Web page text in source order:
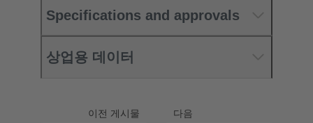
Specifications and approvals
상업용 데이터
이전 게시물 다음